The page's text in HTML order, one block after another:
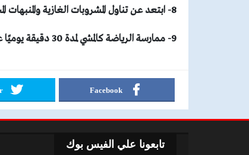
8- ابتعد عن تناول المشروبات الغازية والمنبهات المختلفة.
9- ممارسة الرياضة كالمشي لمدة 30 دقيقة يوميًا على الأقل.
Facebook
تابعونا علي الفيس بوك